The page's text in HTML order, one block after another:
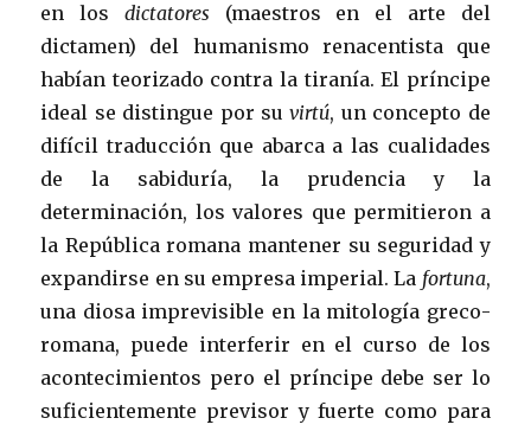
en los dictatores (maestros en el arte del
dictamen) del humanismo renacentista que
habían teorizado contra la tiranía. El príncipe
ideal se distingue por suvirtú, un concepto de
difícil traducción que abarca a las cualidades
de la sabiduría, la prudencia y la
determinación, los valores que permitieron a
la República romana mantener su seguridad y
expandirse en su empresa imperial. La fortuna,
una diosa imprevisible en la mitología greco-
romana, puede interferir en el curso de los
acontecimientos pero el príncipe debe ser lo
suficientemente previsor y fuerte como para